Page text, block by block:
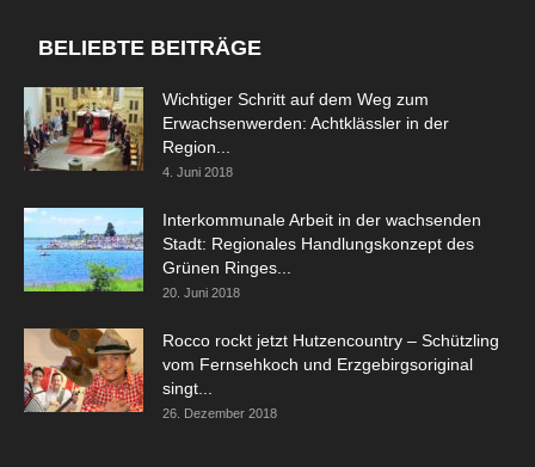
BELIEBTE BEITRÄGE
Wichtiger Schritt auf dem Weg zum
Erwachsenwerden: Achtklässler in der
Region...
4. Juni 2018
Interkommunale Arbeit in der wachsenden
Stadt: Regionales Handlungskonzept des
Grünen Ringes...
20. Juni 2018
Rocco rockt jetzt Hutzencountry – Schützling
vom Fernsehkoch und Erzgebirgsoriginal
singt...
26. Dezember 2018